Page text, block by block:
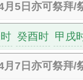
月5日亦可祭拜/
癸酉时 甲戌
月7日亦可祭拜/